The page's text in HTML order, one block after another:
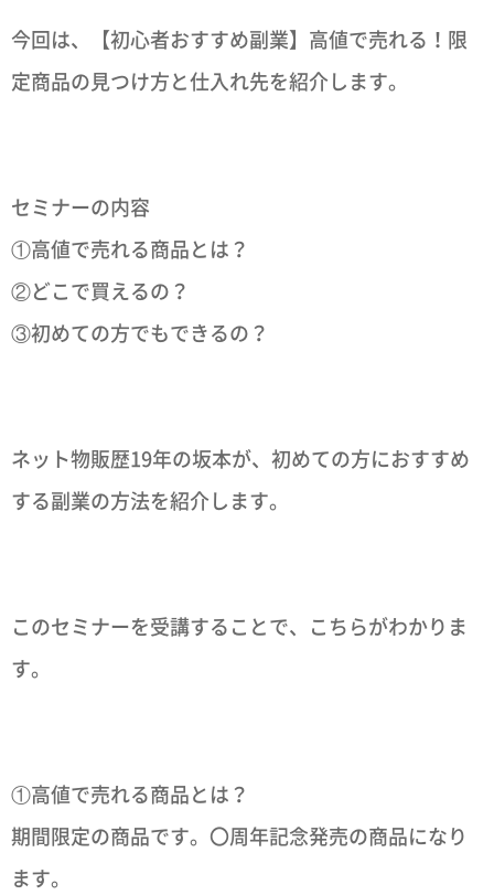
今回は、【初心者おすすめ副業】高値で売れる！限
定商品の見つけ方と仕入れ先を紹介します。
セミナーの内容
①高値で売れる商品とは？
②どこで買えるの？
③初めての方でもできるの？
ネット物販歴19年の坂本が、初めての方におすすめ
する副業の方法を紹介します。
このセミナーを受講することで、こちらがわかりま
す。
①高値で売れる商品とは？
期間限定の商品です。〇周年記念発売の商品になり
ます。